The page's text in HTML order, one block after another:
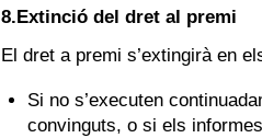
8.Extinció del dret al premi
El dret a premi s’extingirà en
Si no s’executen
convinguts, o si els